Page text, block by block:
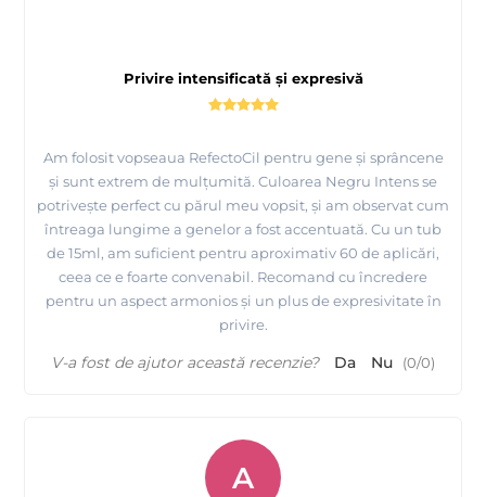
Privire intensificată și expresivă
Am folosit vopseaua RefectoCil pentru gene și sprâncene
și sunt extrem de mulțumită. Culoarea Negru Intens se
potrivește perfect cu părul meu vopsit, și am observat cum
întreaga lungime a genelor a fost accentuată. Cu un tub
de 15ml, am suficient pentru aproximativ 60 de aplicări,
ceea ce e foarte convenabil. Recomand cu încredere
pentru un aspect armonios și un plus de expresivitate în
privire.
V-a fost de ajutor această recenzie? Da Nu (0/0)
A